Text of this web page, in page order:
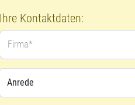
Ihre Kontaktdaten:
Firma*